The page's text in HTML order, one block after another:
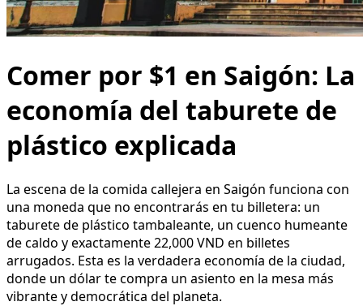
Comer por $1 en Saigón: La
economía del taburete de
plástico explicada
La escena de la comida callejera en Saigón funciona con
una moneda que no encontrarás en tu billetera: un
taburete de plástico tambaleante, un cuenco humeante
de caldo y exactamente 22,000 VND en billetes
arrugados. Esta es la verdadera economía de la ciudad,
donde un dólar te compra un asiento en la mesa más
vibrante y democrática del planeta.